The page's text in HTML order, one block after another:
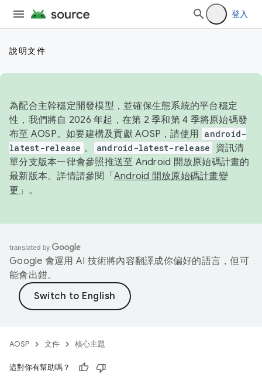
登入
說明文件
為配合主幹穩定開發模型，並確保生態系統的平台穩定
性，我們將自 2026 年起，在第 2 季和第 4 季將原始碼發
布至 AOSP。如要建構及貢獻 AOSP，請使用 android-
latest-release 。 android-latest-release
資訊清
單分支版本一律會參照推送至 Android 開放原始碼計畫的
最新版本。詳情請參閱「 Android 開放原始碼計畫變
更 」。
Google 會運用 AI 技術將內容翻譯成你偏好的語言，但可
能會出錯。
AOSP 文件 核心主題
這對你有幫助嗎？